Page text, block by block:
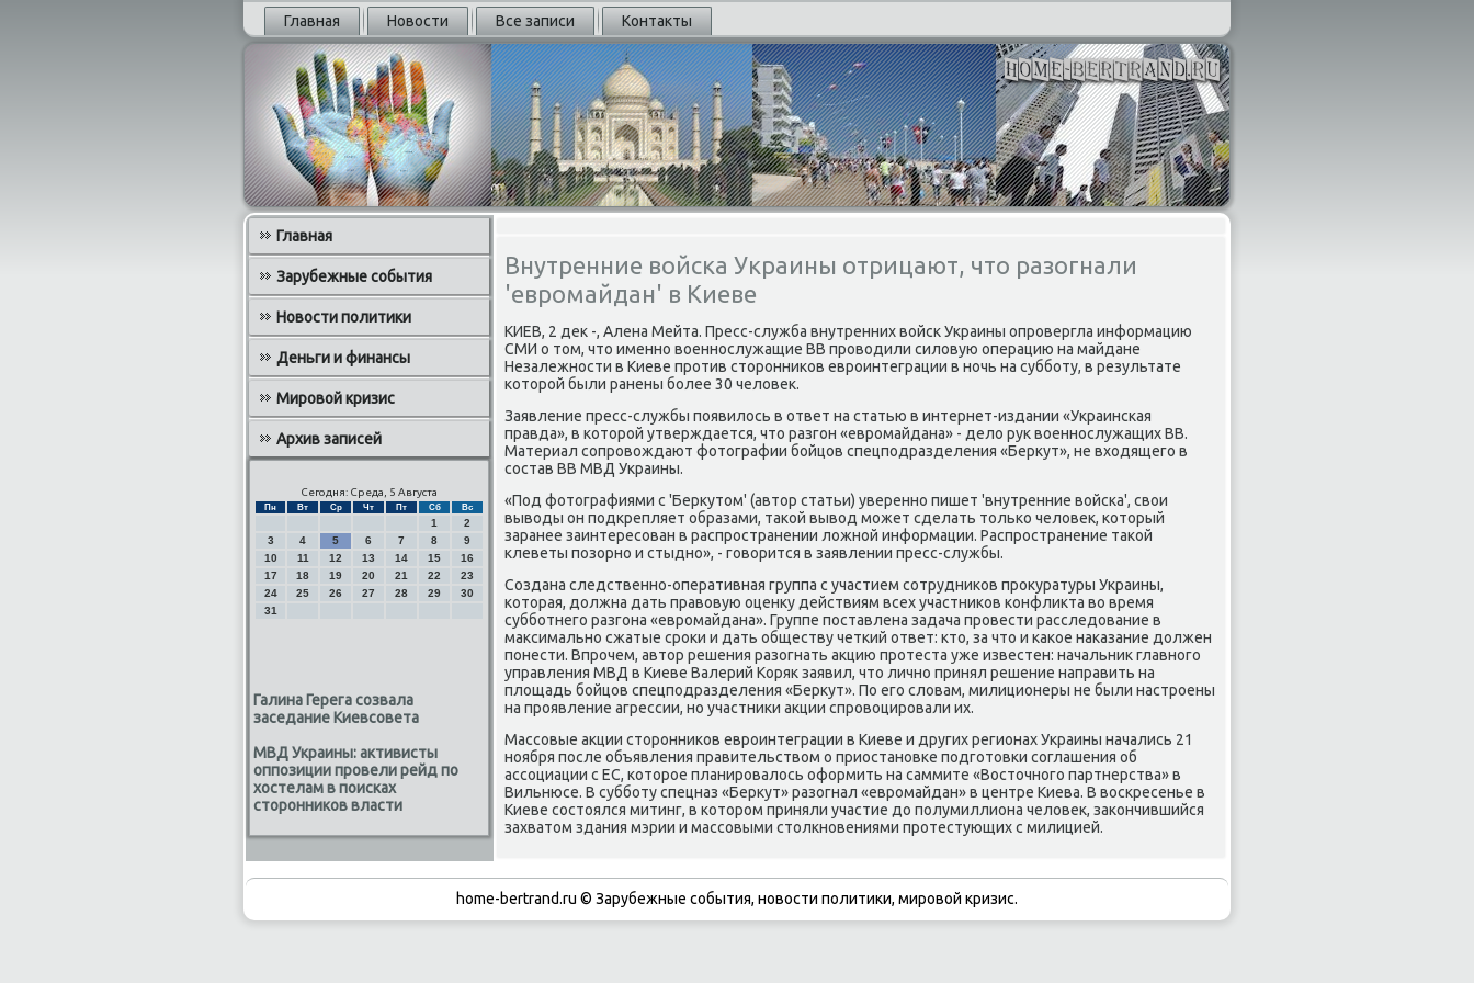
Главная Новости Все записи Контакты
Главная
Зарубежные события
Новости политики
Деньги и финансы
Мировой кризис
Архив записей
Сегодня: Среда, 5 Августа
Пн Вт Ср Чт Пт Сб Вс
1
2
3
4 5 6 7 8
9
10
11 12 13 14 15
16
17
18 19 20 21 22
23
24
25 26 27 28 29
30
31
Галина Герега созвала
заседание Киевсовета
МВД Украины: активисты
оппозиции провели рейд по
хостелам в поисках
сторонников власти
Внутренние войска Украины отрицают, что разогнали
'евромайдан' в Киеве
КИЕВ, 2 дек -, Алена Мейта. Пресс-служба внутренних войск Украины опровергла информацию
СМИ о том, что именно военнослужащие ВВ проводили силовую операцию на майдане
Незалежности в Киеве против сторонников евроинтеграции в ночь на субботу, в результате
которой были ранены более 30 человек.
Заявление пресс-службы появилось в ответ на статью в интернет-издании «Украинская
правда», в которой утверждается, что разгон «евромайдана» - дело рук военнослужащих ВВ.
Материал сопровождают фотографии бойцов спецподразделения «Беркут», не входящего в
состав ВВ МВД Украины.
«Под фотографиями с 'Беркутом' (автор статьи) уверенно пишет 'внутренние войска', свои
выводы он подкрепляет образами, такой вывод может сделать только человек, который
заранее заинтересован в распространении ложной информации. Распространение такой
клеветы позорно и стыдно», - говорится в заявлении пресс-службы.
Создана следственно-оперативная группа с участием сотрудников прокуратуры Украины,
которая, должна дать правовую оценку действиям всех участников конфликта во время
субботнего разгона «евромайдана». Группе поставлена задача провести расследование в
максимально сжатые сроки и дать обществу четкий ответ: кто, за что и какое наказание должен
понести. Впрочем, автор решения разогнать акцию протеста уже известен: начальник главного
управления МВД в Киеве Валерий Коряк заявил, что лично принял решение направить на
площадь бойцов спецподразделения «Беркут». По его словам, милиционеры не были настроены
на проявление агрессии, но участники акции спровоцировали их.
Массовые акции сторонников евроинтеграции в Киеве и других регионах Украины начались 21
ноября после объявления правительством о приостановке подготовки соглашения об
ассоциации с ЕС, которое планировалось оформить на саммите «Восточного партнерства» в
Вильнюсе. В субботу спецназ «Беркут» разогнал «евромайдан» в центре Киева. В воскресенье в
Киеве состоялся митинг, в котором приняли участие до полумиллиона человек, закончившийся
захватом здания мэрии и массовыми столкновениями протестующих с милицией.
home-bertrand.ru © Зарубежные события, новости политики, мировой кризис.